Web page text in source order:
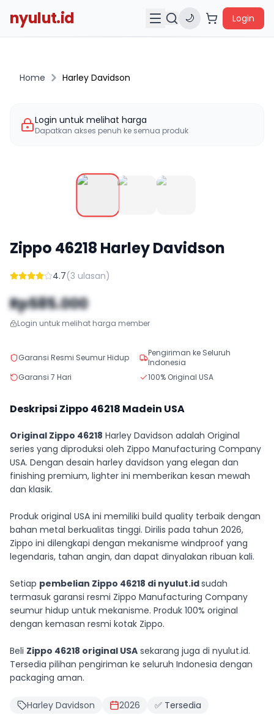
nyulut.id 🌙 Login
Home Harley Davidson
Login untuk melihat harga
Dapatkan akses penuh ke semua produk
Zippo 46218 Harley Davidson
4.7(3 ulasan)
Rp585.000
Login untuk melihat harga member
Garansi Resmi Seumur Hidup
Pengiriman ke Seluruh
Indonesia
Garansi 7 Hari
100% Original USA
Deskripsi Zippo 46218 Madein USA
Original Zippo 46218 Harley Davidson adalah Original
series yang diproduksi oleh Zippo Manufacturing Company
USA. Dengan desain harley davidson yang elegan dan
finishing premium, lighter ini memberikan kesan mewah
dan klasik.
Produk original USA ini memiliki build quality terbaik dengan
bahan metal berkualitas tinggi. Dirilis pada tahun 2026,
Zippo ini dilengkapi dengan mekanisme windproof yang
legendaris, tahan angin, dan dapat dinyalakan ribuan kali.
Setiap pembelian Zippo 46218 di nyulut.idsudah
termasuk garansi resmi Zippo Manufacturing Company
seumur hidup untuk mekanisme. Produk 100% original
dengan kemasan resmi kotak Zippo.
Beli Zippo 46218 original USA sekarang juga di nyulut.id.
Tersedia pilihan pengiriman ke seluruh Indonesia dengan
packaging aman.
Harley Davidson 2026 ✅ Tersedia